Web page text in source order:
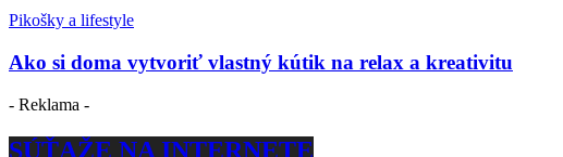
Pikošky a lifestyle
Ako si doma vytvoriť vlastný kútik na relax a kreativitu
- Reklama -
SÚŤAŽE NA INTERNETE